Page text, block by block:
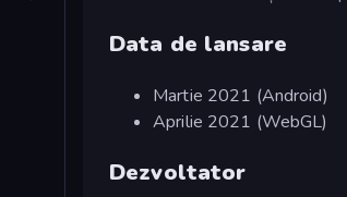
Data de lansare
Martie 2021 (Android)
Aprilie 2021 (WebGL)
Dezvoltator